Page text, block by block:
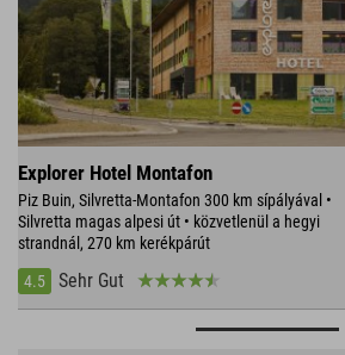
Explorer Hotel Montafon
Piz Buin, Silvretta-Montafon 300 km sípályával •
Silvretta magas alpesi út • közvetlenül a hegyi
strandnál, 270 km kerékpárút
4.5
Sehr Gut